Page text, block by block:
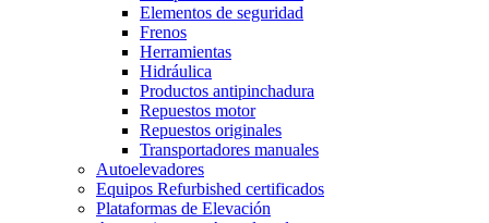
Elementos de seguridad
Frenos
Herramientas
Hidráulica
Productos antipinchadura
Repuestos motor
Repuestos originales
Transportadores manuales
Autoelevadores
Equipos Refurbished certificados
Plataformas de Elevación